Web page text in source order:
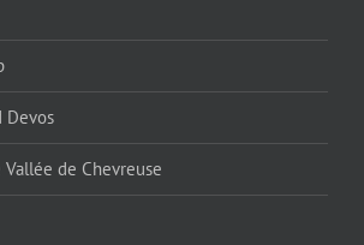
Devos
Vallée de Chevreuse